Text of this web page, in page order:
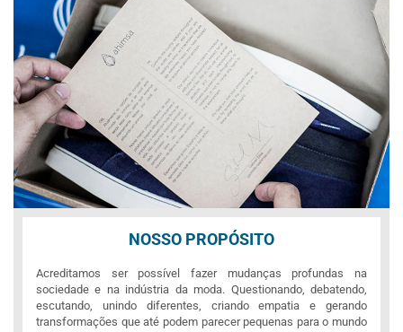
NOSSO PROPÓSITO
Acreditamos ser possível fazer mudanças profundas na
sociedade e na indústria da moda. Questionando, debatendo,
escutando, unindo diferentes, criando empatia e gerando
transformações que até podem parecer pequenas para o mundo